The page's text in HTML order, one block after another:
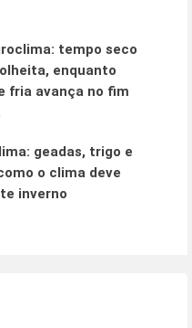
tempo seco
enquanto
fria avança no fim
geadas, trigo e
o clima deve
inverno